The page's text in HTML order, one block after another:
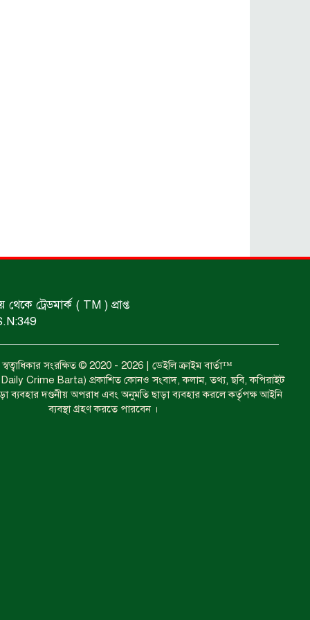
আহত।
ডাকাত দলের সদস্য গ্রেফতার।
প্রধান আসামির মৃত্যুদণ্ড।
ট্রেডমার্ক ( TM ) প্রাপ্ত
স্বত্বাধিকার সংরক্ষিত © 2020 - 2026 | ডেইলি ক্রাইম বার্তা™
( Daily Crime Barta) প্রকাশিত কোনও সংবাদ, কলাম, তথ্য, ছবি, কপিরাইট
ব্যবহার দণ্ডনীয় অপরাধ এবং অনুমতি ছাড়া ব্যবহার করলে কর্তৃপক্ষ আইনি
ব্যবস্থা গ্রহণ করতে পারবেন ।